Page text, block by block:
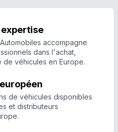
accompagne
dans l'achat,
véhicules en Europe.
de véhicules disponibles
et distributeurs